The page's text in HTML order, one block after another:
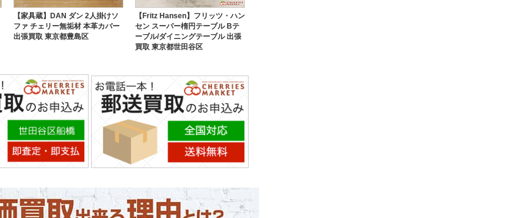
【家具蔵】DAN ダン 2人掛けソ
ファ チェリー無垢材 本革カバー
出張買取 東京都豊島区
【Fritz Hansen】フリッツ・ハン
セン スーパー楕円テーブル Bテ
ーブル/ダイニングテーブル 出張
買取 東京都世田谷区